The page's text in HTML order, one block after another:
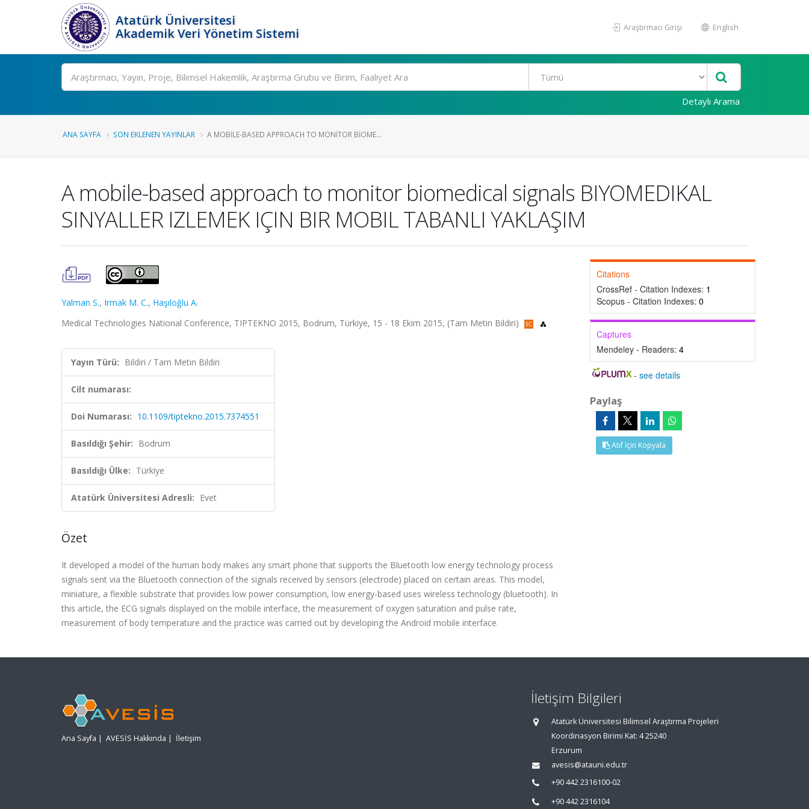
Atatürk Üniversitesi
Akademik Veri Yönetim Sistemi
Araştırmacı Girişi English
Ara
Detaylı Arama
ANA SAYFA SON EKLENEN YAYINLAR A MOBILE-BASED APPROACH TO MONITOR BIOME...
A mobile-based approach to monitor biomedical signals BIYOMEDIKAL
SINYALLER IZLEMEK IÇIN BIR MOBIL TABANLI YAKLAŞIM
Yalman S., Irmak M. C., Haşıloğlu A.
Medical Technologies National Conference, TIPTEKNO 2015, Bodrum, Türkiye, 15 - 18 Ekim 2015, (Tam Metin Bildiri)
Yayın Türü: Bildiri / Tam Metin Bildiri
Cilt numarası:
Doi Numarası: 10.1109/tiptekno.2015.7374551
Basıldığı Şehir: Bodrum
Basıldığı Ülke: Türkiye
Atatürk Üniversitesi Adresli: Evet
Özet
It developed a model of the human body makes any smart phone that supports the Bluetooth low energy technology process
signals sent via the Bluetooth connection of the signals received by sensors (electrode) placed on certain areas. This model,
miniature, a flexible substrate that provides low power consumption, low energy-based uses wireless technology (bluetooth). In
this article, the ECG signals displayed on the mobile interface, the measurement of oxygen saturation and pulse rate,
measurement of body temperature and the practice was carried out by developing the Android mobile interface.
Citations
CrossRef - Citation Indexes: 1
Scopus - Citation Indexes: 0
Captures
Mendeley - Readers: 4
-see details
Paylaş
Atıf İçin Kopyala
Ana Sayfa | AVESİS Hakkında | İletişim
İletişim Bilgileri
Atatürk Üniversitesi Bilimsel Araştırma Projeleri
Koordinasyon Birimi Kat: 4 25240
Erzurum
avesis@atauni.edu.tr
+90 442 2316100-02
+90 442 2316104